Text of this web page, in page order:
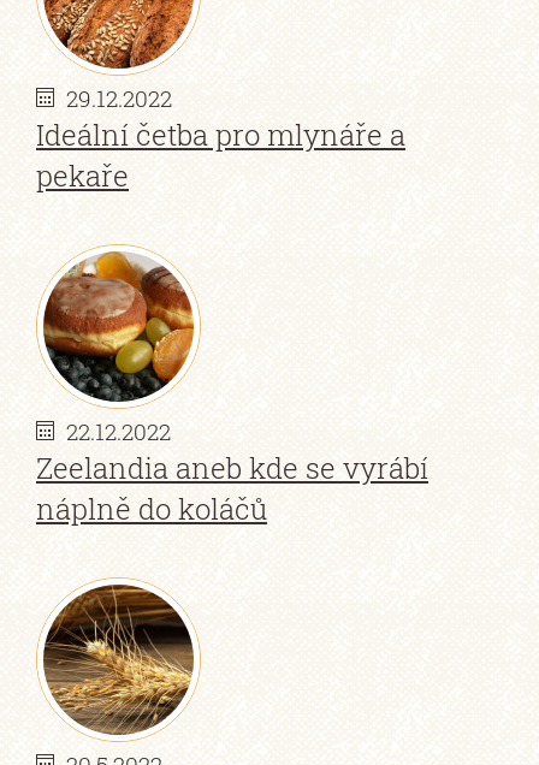
29.12.2022
Ideální četba pro mlynáře a
pekaře
22.12.2022
Zeelandia aneb kde se vyrábí
náplně do koláčů